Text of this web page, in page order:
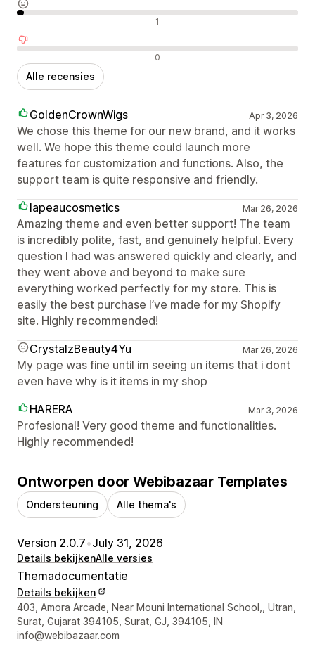
1
0
Alle recensies
GoldenCrownWigs Apr 3, 2026
We chose this theme for our new brand, and it works
well. We hope this theme could launch more
features for customization and functions. Also, the
support team is quite responsive and friendly.
lapeaucosmetics
Mar 26, 2026
Amazing theme and even better support! The team
is incredibly polite, fast, and genuinely helpful. Every
question I had was answered quickly and clearly, and
they went above and beyond to make sure
everything worked perfectly for my store. This is
easily the best purchase I’ve made for my Shopify
site. Highly recommended!
CrystalzBeauty4Yu
Mar 26, 2026
My page was fine until im seeing un items that i dont
even have why is it items in my shop
HARERA
Mar 3, 2026
Profesional! Very good theme and functionalities.
Highly recommended!
Ontworpen door Webibazaar Templates
Ondersteuning Alle thema's
Version 2.0.7•July 31, 2026
Details bekijkenAlle versies
Themadocumentatie
Details bekijken
Contactgegevens ontwerper
403, Amora Arcade, Near Mouni International School,, Utran,
Surat, Gujarat 394105, Surat, GJ, 394105, IN
info@webibazaar.com